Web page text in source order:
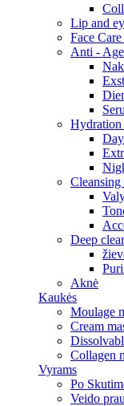
Lip and
Face
Anti -
Hydration
Day
Deep
Aknė
Kaukės
Moulage
Cream
Collagen
Vyrams
Po
Veido